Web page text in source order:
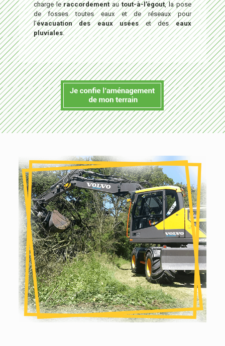
charge leraccordementautout-à-l’égout, la pose
de fosses toutes eaux et de réseaux pour
l’évacuation des eaux uséeset deseaux
pluviales.